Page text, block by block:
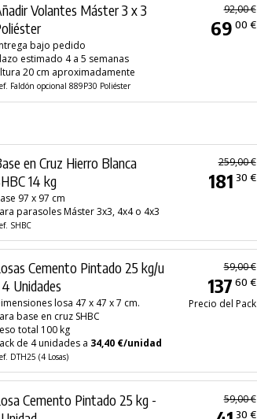
Volantes Máster 3 x 3
bajo pedido
estimado 4 a 5 semanas
20 cm aproximadamente
Faldón opcional 889P30 Poliéster
92,00 €
69 00 €
en Cruz Hierro Blanca
14 kg
97 x 97 cm
parasoles Máster 3x3, 4x4 o 4x3
SHBC
259,00 €
181 30 €
Cemento Pintado 25 kg/u
Unidades
losa 47 x 47 x 7 cm.
base en cruz SHBC
total 100 kg
de 4 unidades a 34,40 €/unidad
DTH25 (4 Losas)
59,00 €
137 60 €
Precio del Pack
Cemento Pintado 25 kg -
59,00 €
30 €